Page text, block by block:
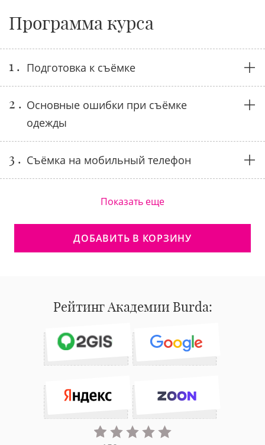
Программа курса
1 . Подготовка к съёмке
2 . Основные ошибки при съёмке
одежды
3 . Съёмка на мобильный телефон
Показать еще
ДОБАВИТЬ В КОРЗИНУ
Рейтинг Академии Burda: